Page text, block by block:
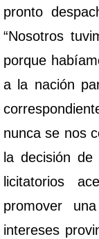
pronto
“Nosotros
porque
a la nación
nunca se nos
la decisión
licitatorios
promover
intereses